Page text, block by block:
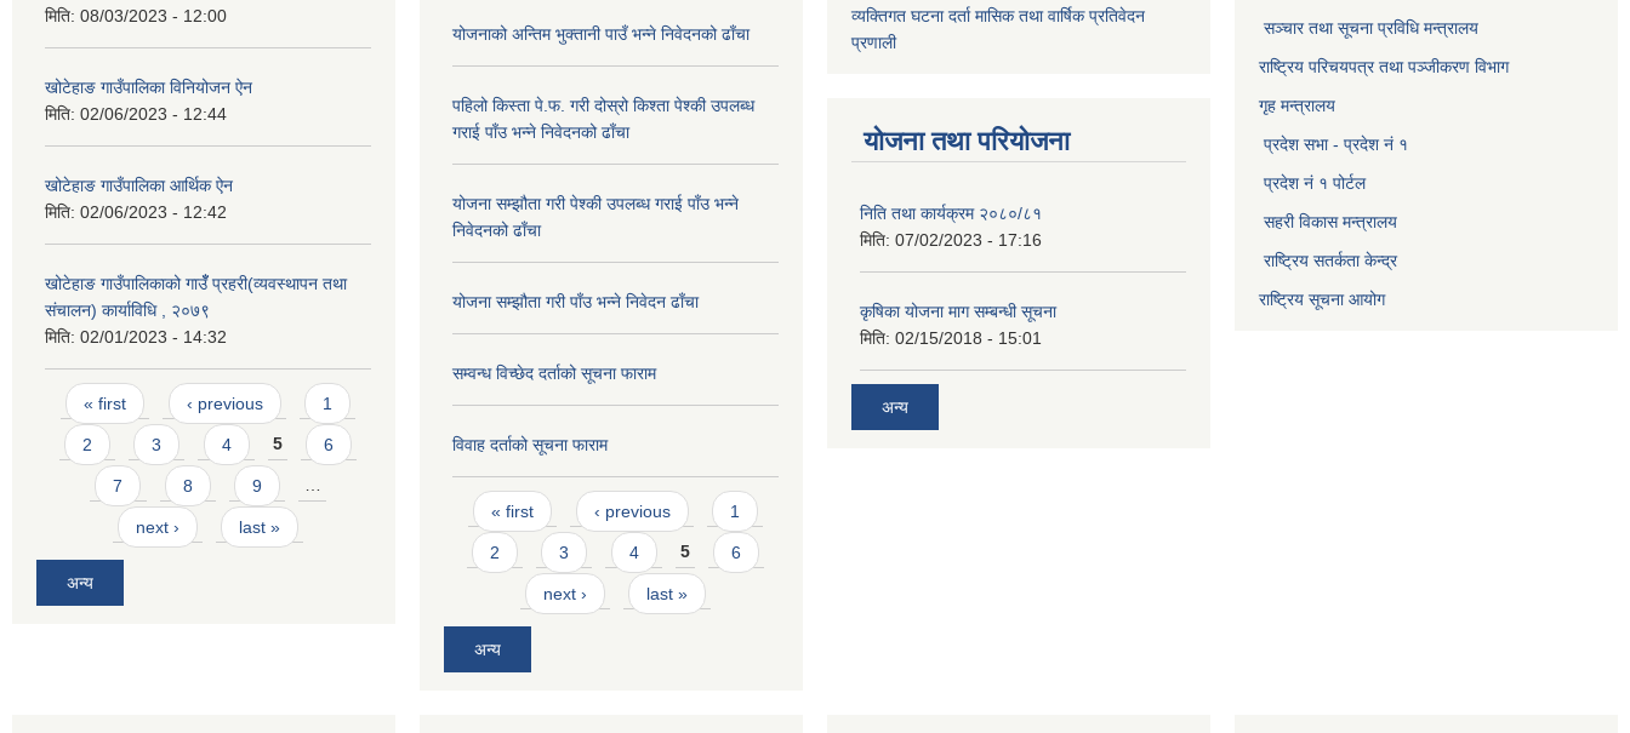
मिति: 08/03/2023 - 12:00
खोटेहाङ गाउँपालिका विनियोजन ऐन
मिति: 02/06/2023 - 12:44
खोटेहाङ गाउँपालिका आर्थिक ऐन
मिति: 02/06/2023 - 12:42
खोटेहाङ गाउँपालिकाको गाउँँ प्रहरी(व्यवस्थापन तथा
संचालन) कार्याविधि , २०७९
मिति: 02/01/2023 - 14:32
Pages
« first ‹ previous 1
2 3 4 5 6
7 8 9 …
next › last »
अन्य
योजनाको अन्तिम भुक्तानी पाउँ भन्ने निवेदनको ढाँचा
पहिलो किस्ता पे.फ. गरी दोस्रो किश्ता पेश्की उपलब्ध
गराई पाँउ भन्ने निवेदनको ढाँचा
योजना सम्झौता गरी पेश्की उपलब्ध गराई पाँउ भन्ने
निवेदनको ढाँचा
योजना सम्झौता गरी पाँउ भन्ने निवेदन ढाँचा
सम्वन्ध विच्छेद दर्ताको सूचना फाराम
विवाह दर्ताको सूचना फाराम
Pages
« first ‹ previous 1
2 3 4 5 6
next › last »
अन्य
व्यक्तिगत घटना दर्ता मासिक तथा वार्षिक प्रतिवेदन
प्रणाली
योजना तथा परियोजना
निति तथा कार्यक्रम २०८०/८१
मिति: 07/02/2023 - 17:16
कृषिका योजना माग सम्बन्धी सूचना
मिति: 02/15/2018 - 15:01
अन्य
सञ्‍चार तथा सूचना प्रविधि मन्त्रालय
राष्ट्रिय परिचयपत्र तथा पञ्जीकरण विभाग​
गृह मन्त्रालय
प्रदेश सभा - प्रदेश नं १
प्रदेश नं १ पोर्टल
सहरी विकास मन्त्रालय
राष्ट्रिय सतर्कता केन्द्र
राष्ट्रिय सूचना आयोग